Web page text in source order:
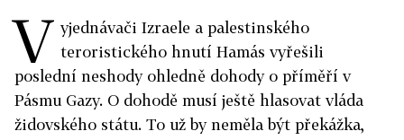
V yjednávači Izraele a palestinského
teroristického hnutí Hamás vyřešili
poslední neshody ohledně dohody o příměří v
Pásmu Gazy. O dohodě musí ještě hlasovat vláda
židovského státu. To už by neměla být překážka,